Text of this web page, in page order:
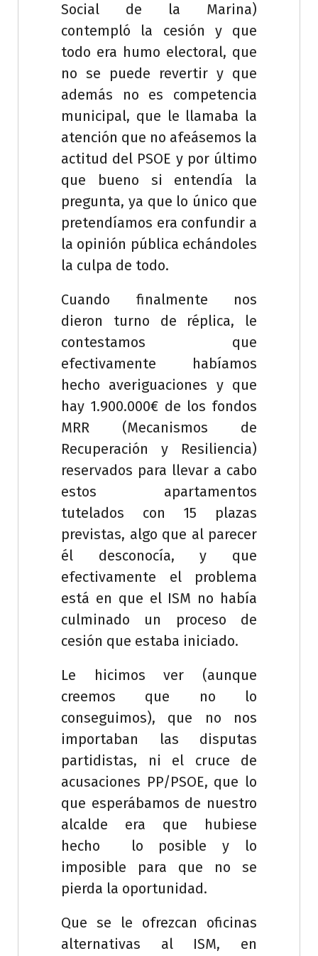
Social de la Marina)
contempló la cesión y que
todo era humo electoral, que
no se puede revertir y que
además no es competencia
municipal, que le llamaba la
atención que no afeásemos la
actitud del PSOE y por último
que bueno si entendía la
pregunta, ya que lo único que
pretendíamos era confundir a
la opinión pública echándoles
la culpa de todo.
Cuando finalmente nos
dieron turno de réplica, le
contestamos que
efectivamente habíamos
hecho averiguaciones y que
hay 1.900.000€ de los fondos
MRR (Mecanismos de
Recuperación y Resiliencia)
reservados para llevar a cabo
estos apartamentos
tutelados con 15 plazas
previstas, algo que al parecer
él desconocía, y que
efectivamente el problema
está en que el ISM no había
culminado un proceso de
cesión que estaba iniciado.
Le hicimos ver (aunque
creemos que no lo
conseguimos), que no nos
importaban las disputas
partidistas, ni el cruce de
acusaciones PP/PSOE, que lo
que esperábamos de nuestro
alcalde era que hubiese
hecho lo posible y lo
imposible para que no se
pierda la oportunidad.
Que se le ofrezcan oficinas
alternativas al ISM, en